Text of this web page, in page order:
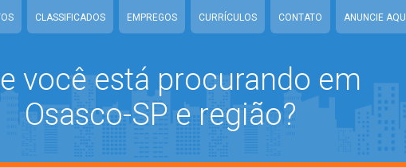
CLASSIFICADOS EMPREGOS CURRÍCULOS CONTATO ANUNCIE AQUI
você está procurando em
Osasco-SP e região?